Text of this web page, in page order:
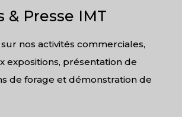
& Presse IMT
nos activités commerciales,
expositions, présentation de
de forage et démonstration de